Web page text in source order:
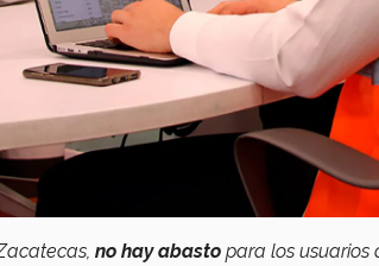
no hay abasto para los usuarios